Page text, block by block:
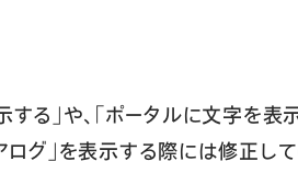
する」や、「ポータルに文字を
ログ」を表示する際には修正し